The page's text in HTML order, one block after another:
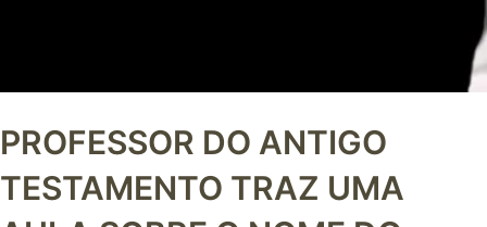
PROFESSOR DO ANTIGO
TESTAMENTO TRAZ UMA